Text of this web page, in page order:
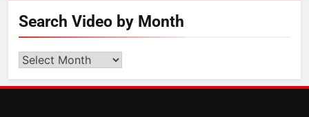
उत्तर प्रदेश में गांवों में बढ़ेंगी सुविधाएं: 67%
बढ़ा पंचायतों का बजट
Search Video by Month
Search
by